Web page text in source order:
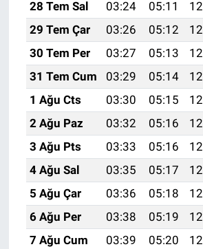
28 Tem Sal
03:24 05:11
29 Tem Çar
03:26 05:12
30 Tem Per
03:27 05:13
31 Tem Cum
03:29 05:14
1 Ağu Cts
03:30 05:15
2 Ağu Paz
03:32 05:16
3 Ağu Pts
03:33 05:16
4 Ağu Sal
03:35 05:17
5 Ağu Çar
03:36 05:18
6 Ağu Per
03:38 05:19
7 Ağu Cum
03:39 05:20